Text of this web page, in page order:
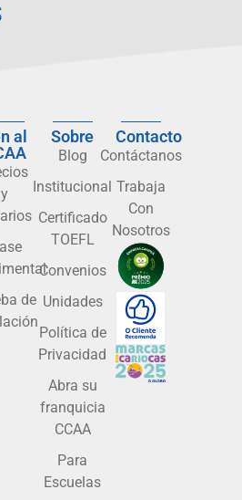
al
y
de
Sobre
Blog
Institucional
Certificado
TOEFL
Convenios
Unidades
Política de
Privacidad
Abra su
franquicia
CCAA
Para
Escuelas
Contacto
Contáctanos
Trabaja
Con
Nosotros